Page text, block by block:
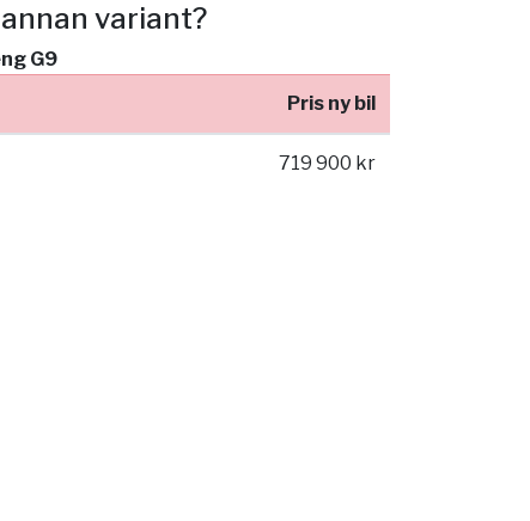
variant?
G9
Pris ny bil
719 900 kr